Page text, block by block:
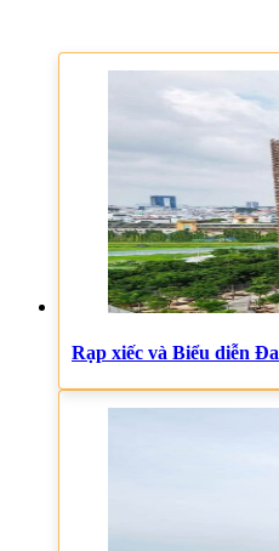
Rạp xiếc và Biểu diễn